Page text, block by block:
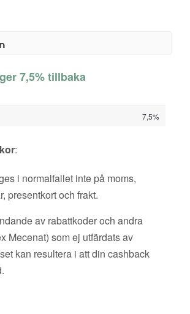
7,5% tillbaka
7,5%
:
i normalfallet inte på moms,
presentkort och frakt.
av rabattkoder och andra
Mecenat) som ej utfärdats av
kan resultera i att din cashback